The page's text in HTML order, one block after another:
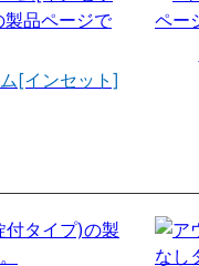
[インセット]